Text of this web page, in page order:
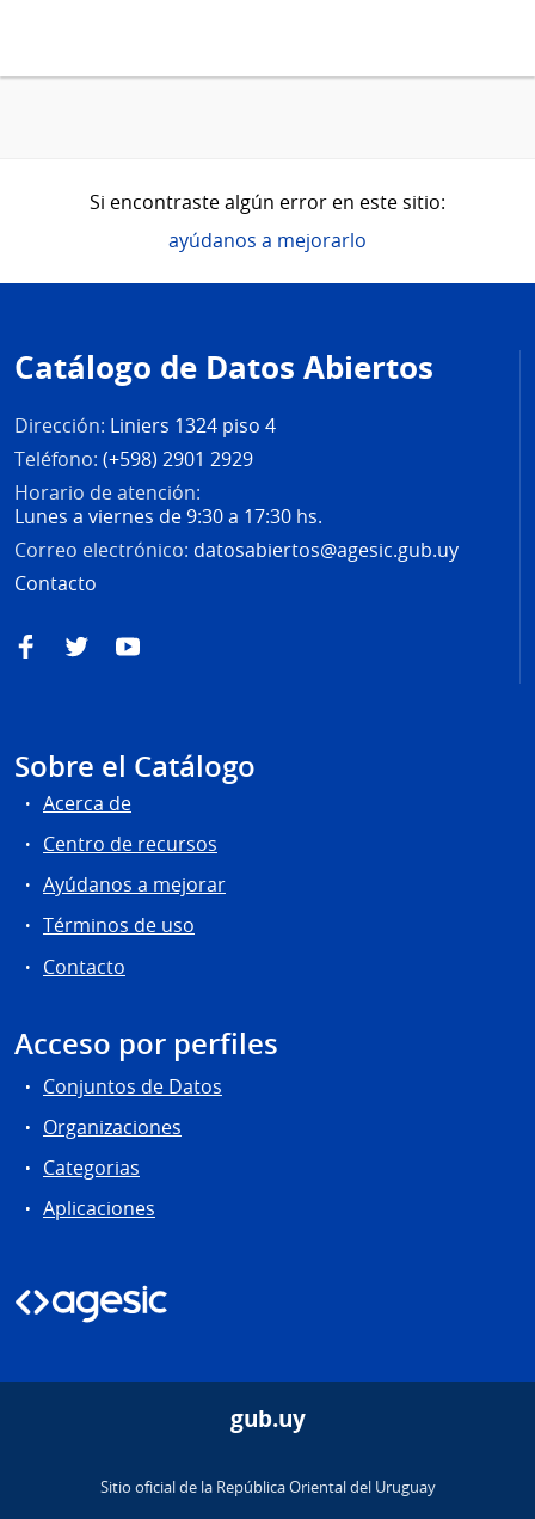
Si encontraste algún error en este sitio:
ayúdanos a mejorarlo
de
página
Catálogo de Datos Abiertos
Dirección: Liniers 1324 piso 4
Teléfono: (+598) 2901 2929
Horario de atención:
Lunes a viernes de 9:30 a 17:30 hs.
Correo electrónico: datosabiertos@agesic.gub.uy
Contacto
FacebookTwitterYouTube
Sobre el Catálogo
Acerca de
Centro de recursos
Ayúdanos a mejorar
Términos de uso
Contacto
Acceso por perfiles
Conjuntos de Datos
Organizaciones
Categorias
Aplicaciones
gub.uy
Sitio oficial de la República Oriental del Uruguay